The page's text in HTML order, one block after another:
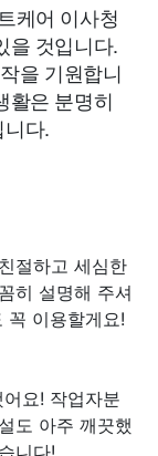
케어 이사청
을 것입니다.
을 기원합니
활은 분명히
다.
절하고 세심한
히 설명해 주셔
꼭 이용할게요!
요! 작업자분
도 아주 깨끗했
니다!